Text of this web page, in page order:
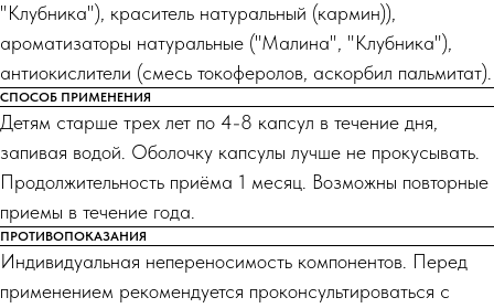
"Клубника"), краситель натуральный (кармин)),
ароматизаторы натуральные ("Малина", "Клубника"),
антиокислители (смесь токоферолов, аскорбил пальмитат).
СПОСОБ ПРИМЕНЕНИЯ
Детям старше трех лет по 4-8 капсул в течение дня,
запивая водой. Оболочку капсулы лучше не прокусывать.
Продолжительность приёма 1 месяц. Возможны повторные
приемы в течение года.
ПРОТИВОПОКАЗАНИЯ
Индивидуальная непереносимость компонентов. Перед
применением рекомендуется проконсультироваться с